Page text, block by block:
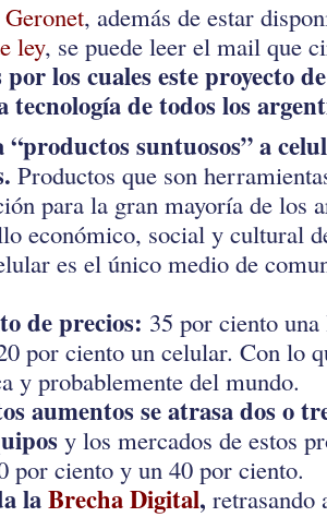
Geronet, además de estar
ley, se puede leer el mail que
los cuales este proyecto
tecnología de todos los
“productos suntuosos” a
Productos que son
para la gran mayoría de los
económico, social y cultural
es el único medio de
de precios: 35 por ciento
por ciento un celular. Con lo
y probablemente del mundo.
aumentos se atrasa dos o
y los mercados de estos
por ciento y un 40 por ciento.
laBrecha Digital, retrasando